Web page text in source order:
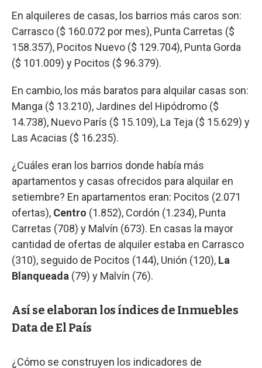
En alquileres de casas, los barrios más caros son:
Carrasco ($ 160.072 por mes), Punta Carretas ($
158.357), Pocitos Nuevo ($ 129.704), Punta Gorda
($ 101.009) y Pocitos ($ 96.379).
En cambio, los más baratos para alquilar casas son:
Manga ($ 13.210), Jardines del Hipódromo ($
14.738), Nuevo París ($ 15.109), La Teja ($ 15.629) y
Las Acacias ($ 16.235).
¿Cuáles eran los barrios donde había más
apartamentos y casas ofrecidos para alquilar en
setiembre? En apartamentos eran: Pocitos (2.071
ofertas), Centro (1.852), Cordón (1.234), Punta
Carretas (708) y Malvín (673). En casas la mayor
cantidad de ofertas de alquiler estaba en Carrasco
(310), seguido de Pocitos (144), Unión (120), La
Blanqueada (79) y Malvín (76).
Así se elaboran los índices de Inmuebles
Data de El País
¿Cómo se construyen los indicadores de